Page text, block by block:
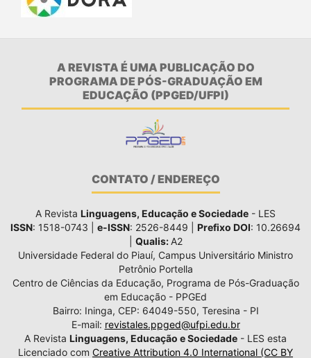
A REVISTA É UMA PUBLICAÇÃO DO
PROGRAMA DE PÓS-GRADUAÇÃO EM
EDUCAÇÃO (PPGED/UFPI)
CONTATO / ENDEREÇO
A Revista Linguagens, Educação e Sociedade - LES
ISSN: 1518-0743 | e-ISSN: 2526-8449 | Prefixo DOI: 10.26694
Qualis: A2
Universidade Federal do Piauí, Campus Universitário Ministro
Petrônio Portella
Centro de Ciências da Educação, Programa de Pós-Graduação
em Educação - PPGEd
Bairro: Ininga, CEP: 64049-550, Teresina - PI
E-mail: revistales.ppged@ufpi.edu.br
A Revista Linguagens, Educação e Sociedade - LES esta
Licenciado com Creative Attribution 4.0 International (CC BY